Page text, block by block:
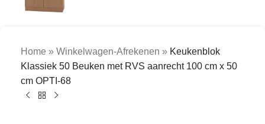
Home » Winkelwagen-Afrekenen » Keukenblok
Klassiek 50 Beuken met RVS aanrecht 100 cm x 50
cm OPTI-68